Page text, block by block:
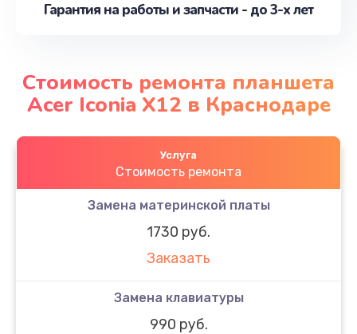
Гарантия на работы и запчасти - до 3-х лет
Стоимость ремонта планшета
Acer Iconia X12 в Краснодаре
Услуга
Стоимость ремонта
Замена материнской платы
1730 руб.
Заказать
Замена клавиатуры
990 руб.